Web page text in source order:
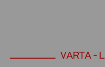
VARTA -